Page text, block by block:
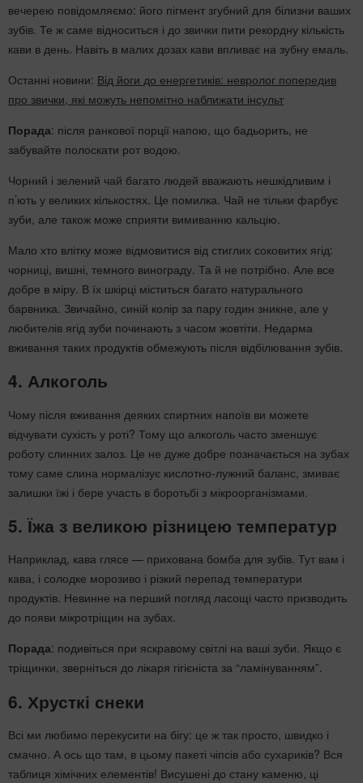
вечерею повідомляємо: його пігмент згубний для білизни ваших
зубів. Те ж саме відноситься і до звички пити рекордну кількість
кави в день. Навіть в малих дозах кави впливає на зубну емаль.
Останні новини: Від йоги до енергетиків: невролог попередив
про звички, які можуть непомітно наближати інсульт
Порада: після ранкової порції напою, що бадьорить, не
забувайте полоскати рот водою.
Чорний і зелений чай багато людей вважають нешкідливим і
п’ють у великих кількостях. Це помилка. Чай не тільки фарбує
зуби, але також може сприяти вимиванню кальцію.
Мало хто влітку може відмовитися від стиглих соковитих ягід:
чорниці, вишні, темного винограду. Та й не потрібно. Але все
добре в міру. В їх шкірці міститься багато натурального
барвника. Звичайно, синій колір за пару годин зникне, але у
любителів ягід зуби починають з часом жовтіти. Недарма
вживання таких продуктів обмежують після відбілювання зубів.
4. Алкоголь
Чому після вживання деяких спиртних напоїв ви можете
відчувати сухість у роті? Тому що алкоголь часто зменшує
роботу слинних залоз. Це не дуже добре позначається на зубах
тому саме слина нормалізує кислотно-лужний баланс, змиває
залишки їжі і бере участь в боротьбі з мікроорганізмами.
5. Їжа з великою різницею температур
Наприклад, кава глясе — прихована бомба для зубів. Тут вам і
кава, і солодке морозиво і різкий перепад температури
продуктів. Невинне на перший погляд ласощі часто призводить
до появи мікротріщин на зубах.
Порада: подивіться при яскравому світлі на ваші зуби. Якщо є
тріщинки, зверніться до лікаря гігієніста за “ламінуванням”.
6. Хрусткі снеки
Всі ми любимо перекусити на бігу: це ж так просто, швидко і
смачно. А ось що там, в цьому пакеті чіпсів або сухариків? Вся
таблиця хімічних елементів! Висушені до стану каменю, ці